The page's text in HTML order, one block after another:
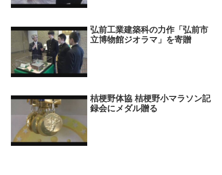
弘前工業建築科の力作「弘前市
立博物館ジオラマ」を寄贈
桔梗野体協 桔梗野小マラソン記
録会にメダル贈る